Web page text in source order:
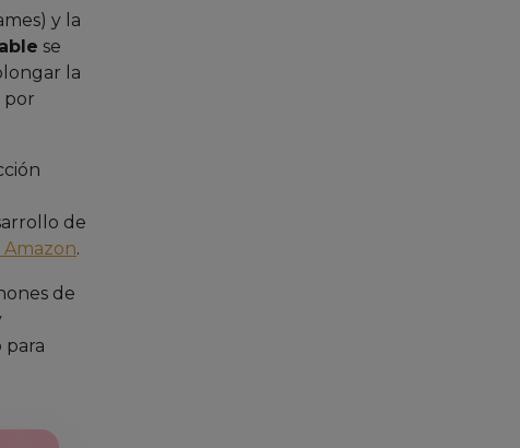
y la
se
la
por
de
.
de
para